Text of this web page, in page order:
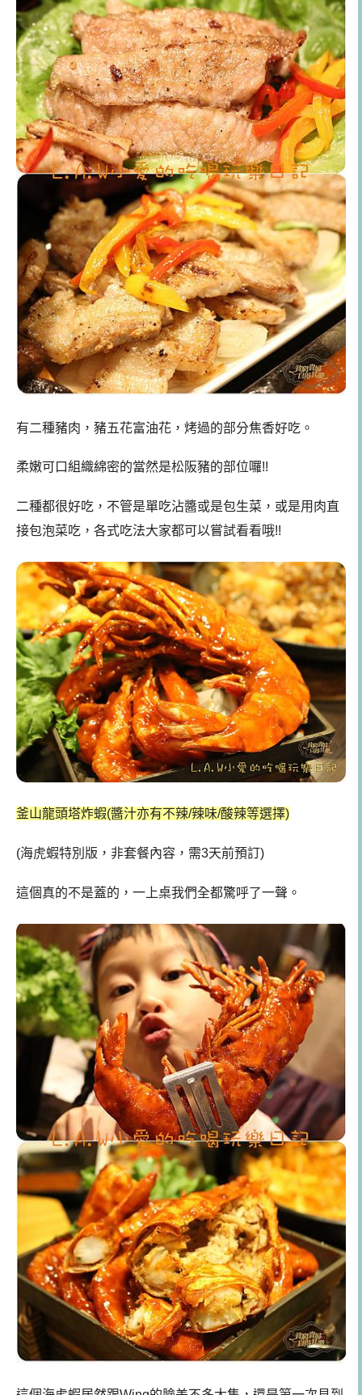
有二種豬肉，豬五花富油花，烤過的部分焦香好吃。
柔嫩可口組織綿密的當然是松阪豬的部位囉!!
二種都很好吃，不管是單吃沾醬或是包生菜，或是用肉直
接包泡菜吃，各式吃法大家都可以嘗試看看哦!!
釜山龍頭塔炸蝦(醬汁亦有不辣/辣味/酸辣等選擇)
(海虎蝦特別版，非套餐內容，需3天前預訂)
這個真的不是蓋的，一上桌我們全都驚呼了一聲。